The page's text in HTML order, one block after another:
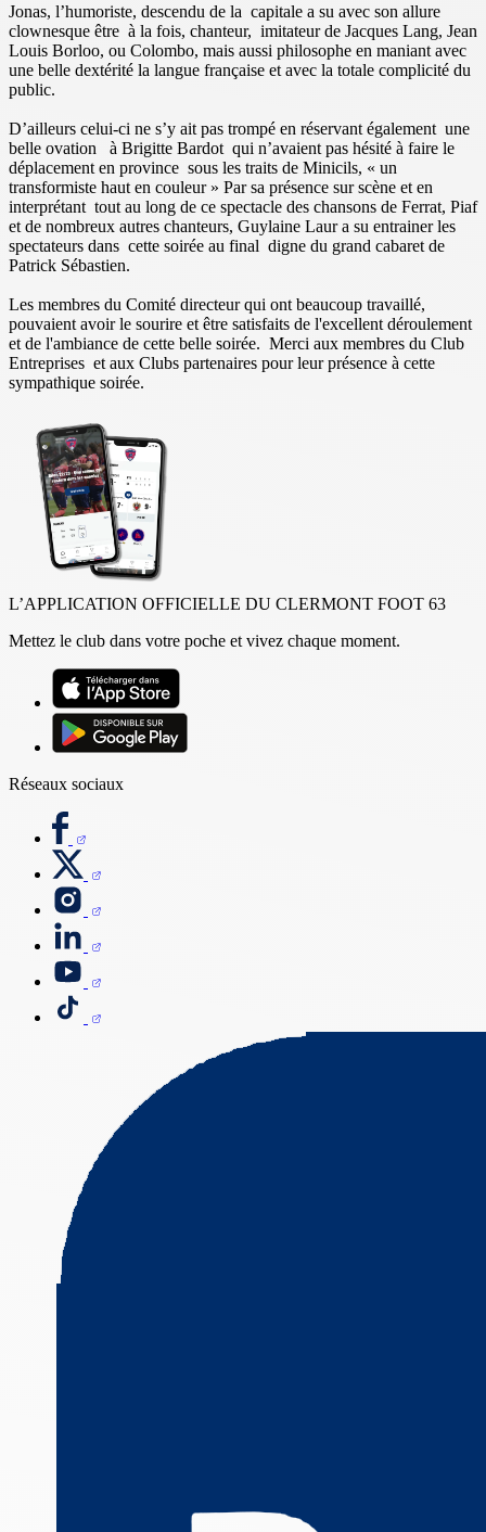
Jonas, l’humoriste, descendu de la capitale a su avec son allure
clownesque être à la fois, chanteur, imitateur de Jacques Lang, Jean
Louis Borloo, ou Colombo, mais aussi philosophe en maniant avec
une belle dextérité la langue française et avec la totale complicité du
public.
D’ailleurs celui-ci ne s’y ait pas trompé en réservant également une
belle ovation à Brigitte Bardot qui n’avaient pas hésité à faire le
déplacement en province sous les traits de Minicils, « un
transformiste haut en couleur » Par sa présence sur scène et en
interprétant tout au long de ce spectacle des chansons de Ferrat, Piaf
et de nombreux autres chanteurs, Guylaine Laur a su entrainer les
spectateurs dans cette soirée au final digne du grand cabaret de
Patrick Sébastien.
Les membres du Comité directeur qui ont beaucoup travaillé,
pouvaient avoir le sourire et être satisfaits de l'excellent déroulement
et de l'ambiance de cette belle soirée. Merci aux membres du Club
Entreprises et aux Clubs partenaires pour leur présence à cette
sympathique soirée.
L’APPLICATION OFFICIELLE DU CLERMONT FOOT 63
Mettez le club dans votre poche et vivez chaque moment.
Réseaux sociaux